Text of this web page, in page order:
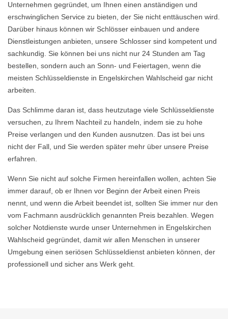
Unternehmen gegründet, um Ihnen einen anständigen und
erschwinglichen Service zu bieten, der Sie nicht enttäuschen wird.
Darüber hinaus können wir Schlösser einbauen und andere
Dienstleistungen anbieten, unsere Schlosser sind kompetent und
sachkundig. Sie können bei uns nicht nur 24 Stunden am Tag
bestellen, sondern auch an Sonn- und Feiertagen, wenn die
meisten Schlüsseldienste in Engelskirchen Wahlscheid gar nicht
arbeiten.
Das Schlimme daran ist, dass heutzutage viele Schlüsseldienste
versuchen, zu Ihrem Nachteil zu handeln, indem sie zu hohe
Preise verlangen und den Kunden ausnutzen. Das ist bei uns
nicht der Fall, und Sie werden später mehr über unsere Preise
erfahren.
Wenn Sie nicht auf solche Firmen hereinfallen wollen, achten Sie
immer darauf, ob er Ihnen vor Beginn der Arbeit einen Preis
nennt, und wenn die Arbeit beendet ist, sollten Sie immer nur den
vom Fachmann ausdrücklich genannten Preis bezahlen. Wegen
solcher Notdienste wurde unser Unternehmen in Engelskirchen
Wahlscheid gegründet, damit wir allen Menschen in unserer
Umgebung einen seriösen Schlüsseldienst anbieten können, der
professionell und sicher ans Werk geht.